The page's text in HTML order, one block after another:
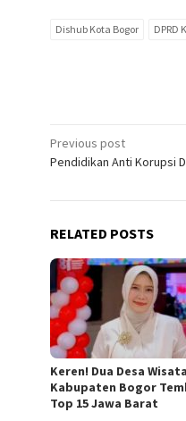
Dishub Kota Bogor DPRD
Post
navigation
Previous post
Pendidikan Anti Korupsi
RELATED POSTS
Keren! Dua Desa Wisata
Kabupaten Bogor
Top 15 Jawa Barat